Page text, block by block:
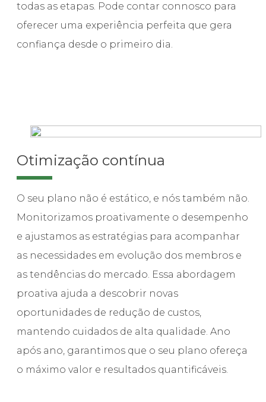
todas as etapas. Pode contar connosco para
oferecer uma experiência perfeita que gera
confiança desde o primeiro dia.
Otimização contínua
O seu plano não é estático, e nós também não.
Monitorizamos proativamente o desempenho
e ajustamos as estratégias para acompanhar
as necessidades em evolução dos membros e
as tendências do mercado. Essa abordagem
proativa ajuda a descobrir novas
oportunidades de redução de custos,
mantendo cuidados de alta qualidade. Ano
após ano, garantimos que o seu plano ofereça
o máximo valor e resultados quantificáveis.